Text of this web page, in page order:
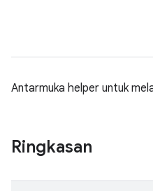
Antarmuka helper untuk
Ringkasan